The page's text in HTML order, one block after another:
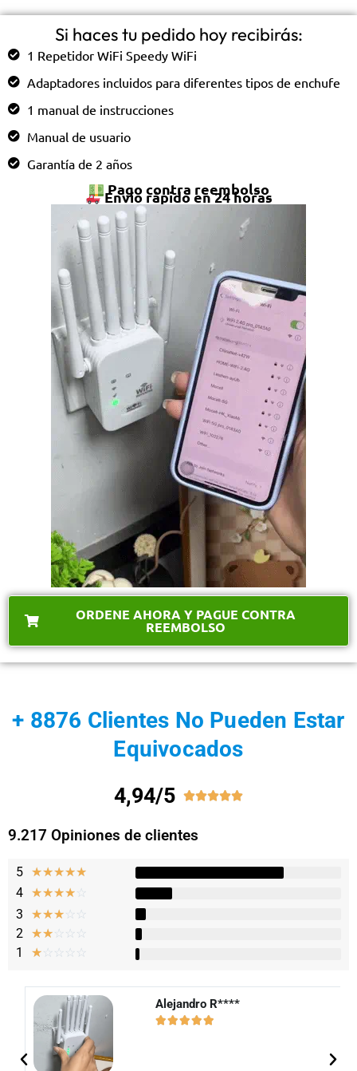
Si haces tu pedido hoy recibirás:
1 Repetidor WiFi Speedy WiFi
Adaptadores incluidos para diferentes tipos de enchufe
1 manual de instrucciones
Manual de usuario
Garantía de 2 años
Pago contra reembolso
Envío rápido en 24 horas
ORDENE AHORA Y PAGUE CONTRA
REEMBOLSO
+ 8876 Clientes No Pueden Estar
Equivocados
4,94/5 
9.217 Opiniones de clientes
5 ★★★★★
4 ☆☆☆☆☆
3 ☆☆☆☆ ☆
2 ☆☆☆ ☆ ☆
1 ☆☆ ☆ ☆ ☆
Alejandro R****​
